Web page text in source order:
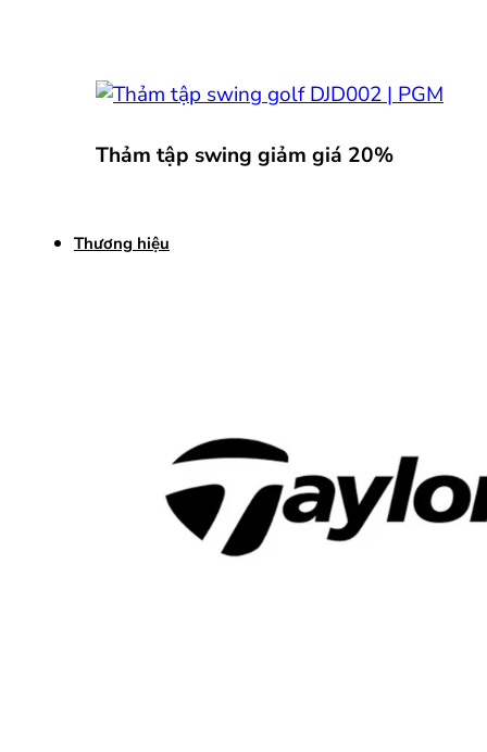
Thảm tập swing giảm giá 20%
Thương hiệu